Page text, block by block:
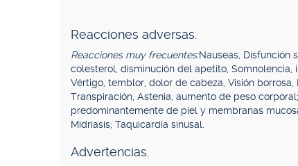
Reacciones adversas.
Reacciones muy frecuentes:Nauseas, Disfunción
colesterol, disminución del apetito, Somnolencia,
Vértigo, temblor, dolor de cabeza, Visión
Transpiración, Astenia, aumento de peso corporal;
predominantemente de piel y membranas
Midriasis; Taquicardia sinusal.
Advertencias.